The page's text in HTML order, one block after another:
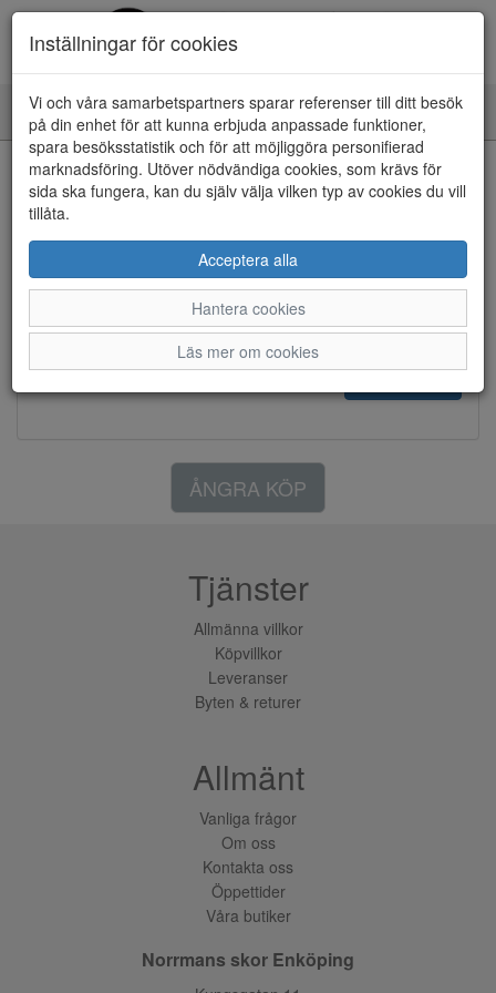
Toggle
navigation
Returformulär
Ordernummer *
E-post *
ÅNGRA KÖP
Inställningar för cookies
Vi och våra samarbetspartners sparar referenser till ditt besök
på din enhet för att kunna erbjuda anpassade funktioner,
spara besöksstatistik och för att möjliggöra personifierad
marknadsföring. Utöver nödvändiga cookies, som krävs för
sida ska fungera, kan du själv välja vilken typ av cookies du vill
tillåta.
Acceptera alla
Hantera cookies
Läs mer om cookies
Tjänster
Allmänna villkor
Köpvillkor
Leveranser
Byten & returer
Allmänt
Vanliga frågor
Om oss
Kontakta oss
Öppettider
Våra butiker
Norrmans skor Enköping